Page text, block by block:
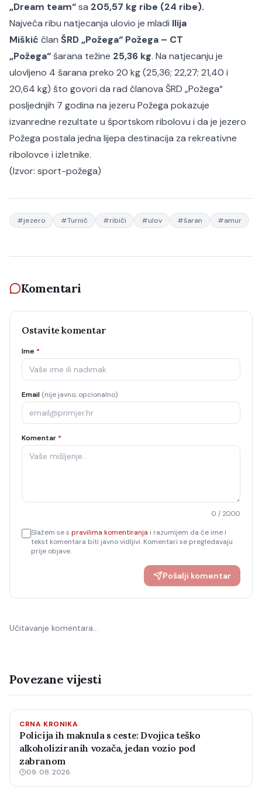
„Dream team“sa 205,57 kg ribe (24 ribe).
Najveća ribu natjecanja ulovio je mladi Ilija
Miškić član ŠRD „Požega“ Požega – CT
„Požega“šarana težine 25,36 kg. Na natjecanju je
ulovljeno 4 šarana preko 20 kg (25,36; 22,27; 21,40 i
20,64 kg) što govori da rad članova ŠRD „Požega“
posljednjih 7 godina na jezeru Požega pokazuje
izvanredne rezultate u športskom ribolovu i da je jezero
Požega postala jedna lijepa destinacija za rekreativne
ribolovce i izletnike.
(Izvor: sport-požega)
#jezero #Turnić #ribiči #ulov #šaran #amur
Komentari
Ostavite komentar
Ime *
Email (nije javno, opcionalno)
Komentar *
0 / 2000
Slažem se s pravilima komentiranja i razumijem da će ime i
tekst komentara biti javno vidljivi. Komentari se pregledavaju
prije objave.
Pošalji komentar
Učitavanje komentara…
Povezane vijesti
CRNA KRONIKA
Policija ih maknula s ceste: Dvojica teško
alkoholiziranih vozača, jedan vozio pod
zabranom
09. 08. 2026.